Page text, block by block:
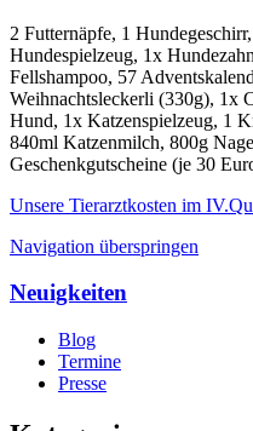
2 Futternäpfe, 1
Hundespielzeug, 1x
Fellshampoo, 57
Weihnachtsleckerli (330g), 1x
Hund, 1x Katzenspielzeug, 1
840ml Katzenmilch, 800g
Geschenkgutscheine (je 30
Unsere Tierarztkosten im
Navigation überspringen
Neuigkeiten
Blog
Termine
Presse